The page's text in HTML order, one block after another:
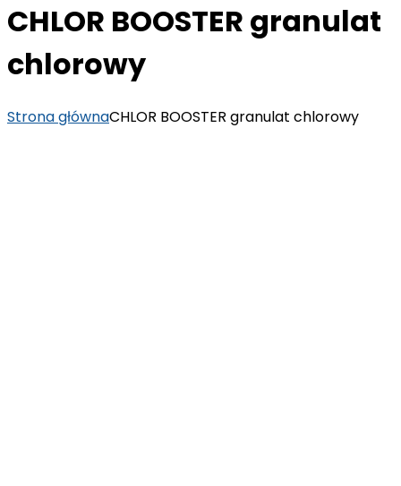
CHLOR BOOSTER granulat
chlorowy
Strona głównaCHLOR BOOSTER granulat chlorowy